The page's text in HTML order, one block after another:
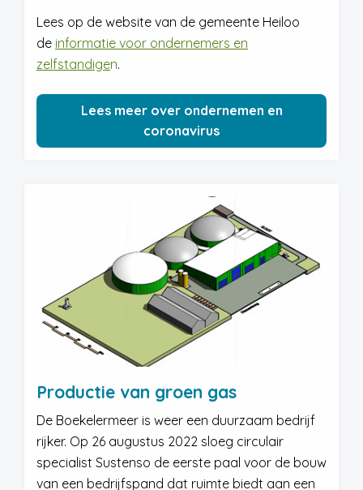
Lees op de website van de gemeente Heiloo
de informatie voor ondernemers en
zelfstandigen.
Lees meer over ondernemen en
coronavirus
Productie van groen gas
De Boekelermeer is weer een duurzaam bedrijf
rijker. Op 26 augustus 2022 sloeg circulair
specialist Sustenso de eerste paal voor de bouw
van een bedrijfspand dat ruimte biedt aan een